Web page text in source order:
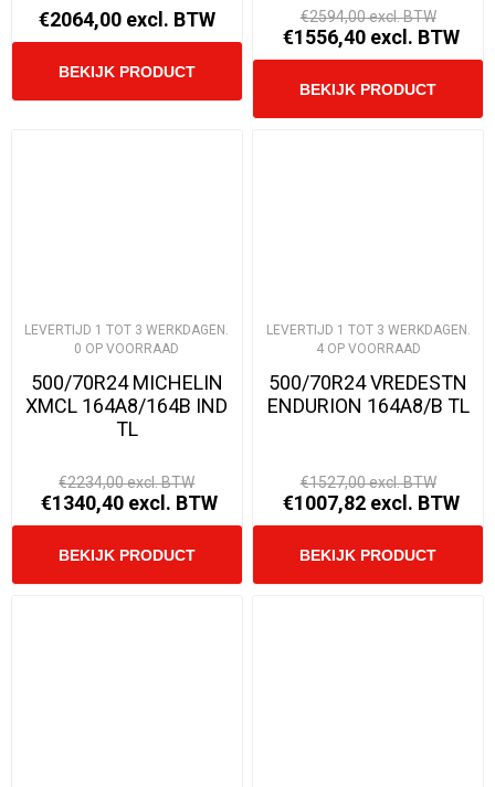
€2064,00 excl. BTW €2594,00 excl. BTW
€1556,40 excl. BTW
LEVERTIJD 1 TOT 3 WERKDAGEN.
0 OP VOORRAAD
500/70R24 MICHELIN
XMCL 164A8/164B IND
TL
€2234,00 excl. BTW
€1340,40 excl. BTW
LEVERTIJD 1 TOT 3 WERKDAGEN.
4 OP VOORRAAD
500/70R24 VREDESTN
ENDURION 164A8/B TL
€1527,00 excl. BTW
€1007,82 excl. BTW